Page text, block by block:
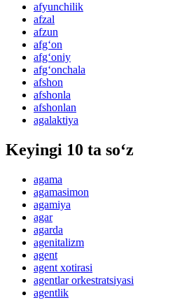
afyunchilik
afzal
afzun
afg‘on
afg‘oniy
afg‘onchala
afshon
afshonla
afshonlan
agalaktiya
Keyingi 10 ta so‘z
agama
agamasimon
agamiya
agar
agarda
agenitalizm
agent
agent xotirasi
agentlar orkestratsiyasi
agentlik